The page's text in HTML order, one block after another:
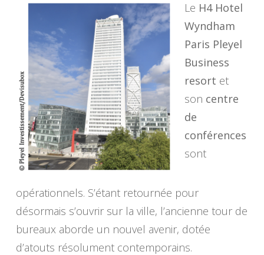
Le H4 Hotel
Wyndham
Paris Pleyel
Business
resort et
son centre
de
conférences
sont
opérationnels. S’étant retournée pour
désormais s’ouvrir sur la ville, l’ancienne tour de
bureaux aborde un nouvel avenir, dotée
d’atouts résolument contemporains.